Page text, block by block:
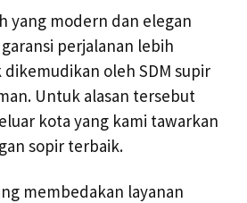
yang modern dan elegan
perjalanan lebih
oleh SDM supir
Untuk alasan tersebut
kota yang kami tawarkan
sopir terbaik.
membedakan layanan